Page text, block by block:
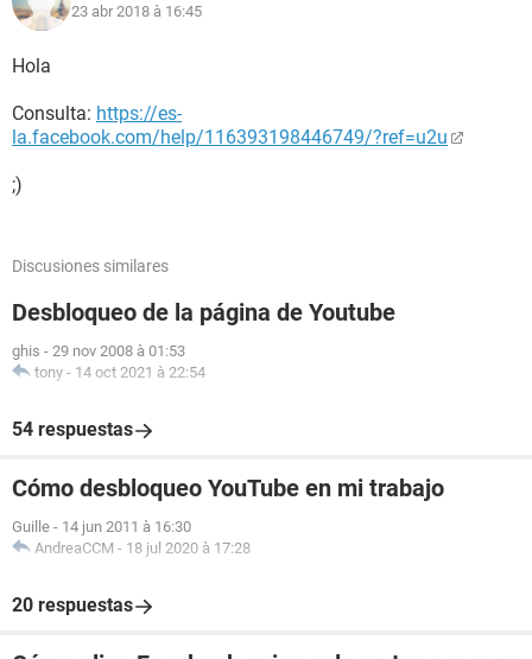
23 abr 2018 à 16:45
Hola
Consulta: https://es-
la.facebook.com/help/116393198446749/?ref=u2u
;)
Discusiones similares
Desbloqueo de la página de Youtube
ghis - 29 nov 2008 à 01:53
tony - 14 oct 2021 à 22:54
54 respuestas
Cómo desbloqueo YouTube en mi trabajo
Guille - 14 jun 2011 à 16:30
AndreaCCM - 18 jul 2020 à 17:28
20 respuestas